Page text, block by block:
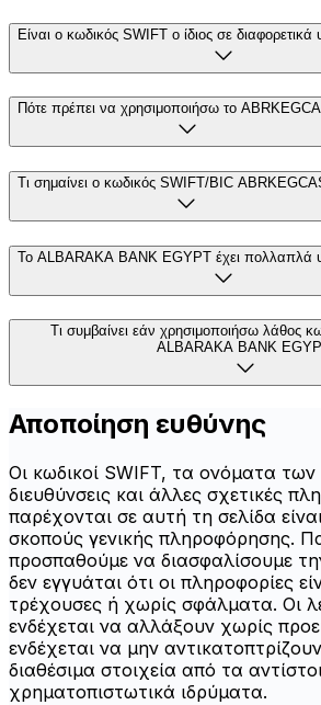
Είναι ο κωδικός SWIFT ο ίδιος σε
Πότε πρέπει να χρησιμοποιήσω το
Τι σημαίνει ο κωδικός SWIFT/BIC
Το ALBARAKA BANK EGYPT έχει πολλαπλά
Τι συμβαίνει εάν χρησιμοποιήσω λάθος
ALBARAKA BANK
Αποποίηση ευθύνης
Οι κωδικοί SWIFT, τα ονόματα
διευθύνσεις και άλλες σχετικές
παρέχονται σε αυτή τη σελίδα
σκοπούς γενικής πληροφόρησης.
προσπαθούμε να διασφαλίσουμε
δεν εγγυάται ότι οι πληροφορίες
τρέχουσες ή χωρίς σφάλματα. Οι
ενδέχεται να αλλάξουν χωρίς
ενδέχεται να μην
διαθέσιμα στοιχεία από τα
χρηματοπιστωτικά ιδρύματα.